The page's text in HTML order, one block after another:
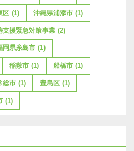
区 (1) 沖縄県浦添市 (1)
支援緊急対策事業 (2)
岡県糸島市 (1)
稲敷市 (1) 船橋市 (1)
総市 (1) 豊島区 (1)
(1)